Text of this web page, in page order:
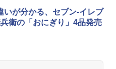
メン どんぶり 85g×12個 日清
スタント カップ麺
ームオーブンレンジ 25L 一人
人暮らし フラットテーブル ス
理 自動メニュー19種搭載 角皿
いが分かる、セブン-イレブ
衛の「おにぎり」4品発売